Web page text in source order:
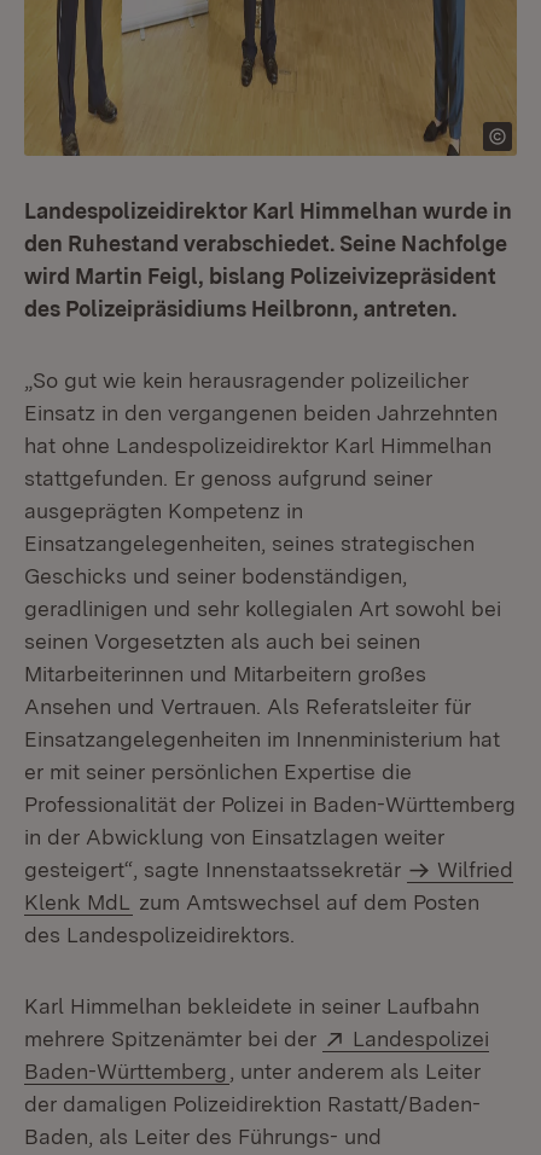
Landespolizeidirektor Karl Himmelhan wurde in
den Ruhestand verabschiedet. Seine Nachfolge
wird Martin Feigl, bislang Polizeivizepräsident
des Polizeipräsidiums Heilbronn, antreten.
„So gut wie kein herausragender polizeilicher
Einsatz in den vergangenen beiden Jahrzehnten
hat ohne Landespolizeidirektor Karl Himmelhan
stattgefunden. Er genoss aufgrund seiner
ausgeprägten Kompetenz in
Einsatzangelegenheiten, seines strategischen
Geschicks und seiner bodenständigen,
geradlinigen und sehr kollegialen Art sowohl bei
seinen Vorgesetzten als auch bei seinen
Mitarbeiterinnen und Mitarbeitern großes
Ansehen und Vertrauen. Als Referatsleiter für
Einsatzangelegenheiten im Innenministerium hat
er mit seiner persönlichen Expertise die
Professionalität der Polizei in Baden-Württemberg
in der Abwicklung von Einsatzlagen weiter
gesteigert“, sagte Innenstaatssekretär
Wilfried
Klenk MdL
zum Amtswechsel auf dem Posten
des Landespolizeidirektors.
Karl Himmelhan bekleidete in seiner Laufbahn
mehrere Spitzenämter bei der
Extern:
Landespolizei
Baden-Württemberg (Öffnet in neuem Fenster)
, unter anderem als Leiter
der damaligen Polizeidirektion Rastatt/Baden-
Baden, als Leiter des Führungs- und